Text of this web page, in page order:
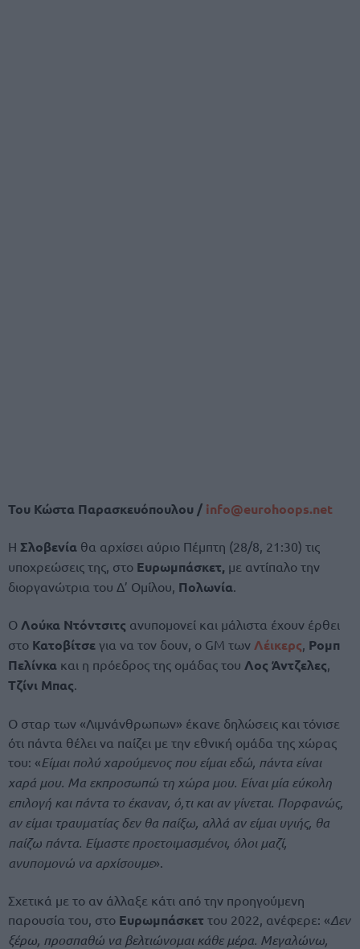
Του Κώστα Παρασκευόπουλου / info@eurohoops.net
Η Σλοβενία θα αρχίσει αύριο Πέμπτη (28/8, 21:30) τις
υποχρεώσεις της, στο Ευρωμπάσκετ, με αντίπαλο την
διοργανώτρια του Δ’ Ομίλου, Πολωνία.
Ο Λούκα Ντόντσιτς ανυπομονεί και μάλιστα έχουν έρθει
στο Κατοβίτσε για να τον δουν, ο GM των Λέικερς, Ρομπ
Πελίνκα και η πρόεδρος της ομάδας του Λος Άντζελες,
Τζίνι Μπας.
Ο σταρ των «Λιμνάνθρωπων» έκανε δηλώσεις και τόνισε
ότι πάντα θέλει να παίζει με την εθνική ομάδα της χώρας
του: «Είμαι πολύ χαρούμενος που είμαι εδώ, πάντα είναι
χαρά μου. Μα εκπροσωπώ τη χώρα μου. Είναι μία εύκολη
επιλογή και πάντα το έκαναν, ό,τι και αν γίνεται. Πορφανώς,
αν είμαι τραυματίας δεν θα παίξω, αλλά αν είμαι υγιής, θα
παίζω πάντα. Είμαστε προετοιμασμένοι, όλοι μαζί,
ανυπομονώ να αρχίσουμε».
Σχετικά με το αν άλλαξε κάτι από την προηγούμενη
παρουσία του, στο Ευρωμπάσκετ του 2022, ανέφερε: «Δεν
ξέρω, προσπαθώ να βελτιώνομαι κάθε μέρα. Μεγαλώνω,